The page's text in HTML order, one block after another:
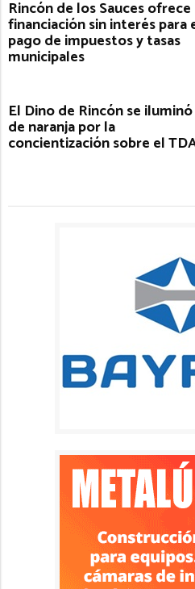
Rincón de los Sauces ofrece
financiación sin interés para
pago de impuestos y tasas
municipales
El Dino de Rincón se iluminó
de naranja por la
concientización sobre el